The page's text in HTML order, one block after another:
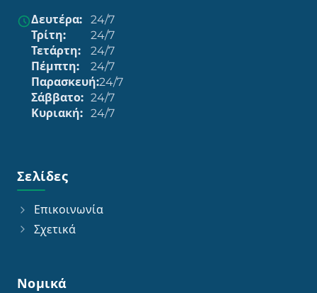
Δευτέρα:
24/7
Τρίτη:
24/7
Τετάρτη:
24/7
Πέμπτη:
24/7
Παρασκευή:24/7
Σάββατο: 24/7
Κυριακή: 24/7
Σελίδες
Επικοινωνία
Σχετικά
Νομικά